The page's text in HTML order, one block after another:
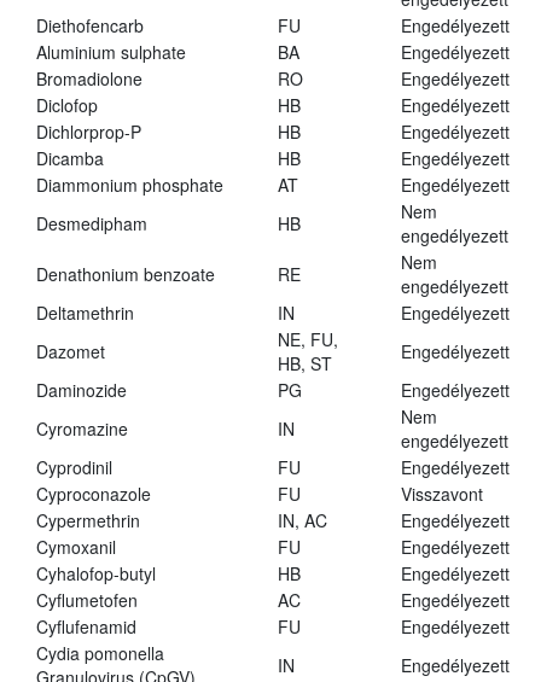
Diethofencarb
FU
Engedélyezett
Aluminium sulphate
BA
Engedélyezett
Bromadiolone
RO
Engedélyezett
Diclofop
HB
Engedélyezett
Dichlorprop-P
HB
Engedélyezett
Dicamba
HB
Engedélyezett
Diammonium phosphate
AT
Engedélyezett
Desmedipham
HB
Nem
engedélyezett
Denathonium benzoate
RE
Nem
engedélyezett
Deltamethrin
IN
Engedélyezett
Dazomet
NE, FU,
HB, ST
Engedélyezett
Daminozide
PG
Engedélyezett
Cyromazine
IN
Nem
engedélyezett
Cyprodinil
FU
Engedélyezett
Cyproconazole
FU
Visszavont
Cypermethrin
IN, AC
Engedélyezett
Cymoxanil
FU
Engedélyezett
Cyhalofop-butyl
HB
Engedélyezett
Cyflumetofen
AC
Engedélyezett
Cyflufenamid
FU
Engedélyezett
Cydia pomonella
IN
Engedélyezett